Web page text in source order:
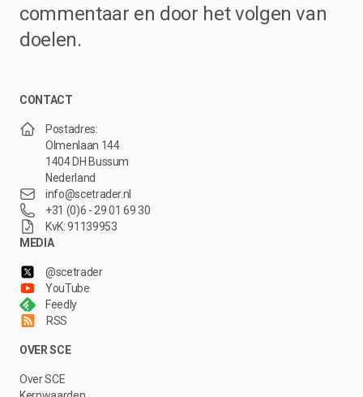
commentaar en door het volgen van
doelen.
CONTACT
Postadres:
Olmenlaan 144
1404 DH Bussum
Nederland
info@scetrader.nl
+31 (0)6 - 29 01 69 30
KvK: 91139953
MEDIA
@scetrader
YouTube
Feedly
RSS
OVER SCE
Over SCE